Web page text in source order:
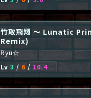
竹取飛翔 ～ Lunatic
Remix)
Ryu☆
Lv 3 / 6 / 10.4